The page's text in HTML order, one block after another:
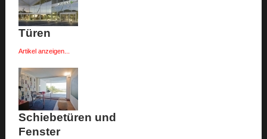
Türen
Artikel anzeigen...
Schiebetüren und
Fenster